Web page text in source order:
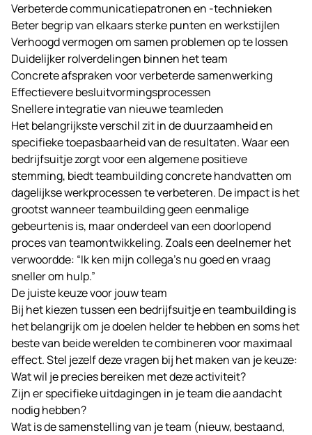
Verbeterde communicatiepatronen en -technieken
Beter begrip van elkaars sterke punten en werkstijlen
Verhoogd vermogen om samen problemen op te lossen
Duidelijker rolverdelingen binnen het team
Concrete afspraken voor verbeterde samenwerking
Effectievere besluitvormingsprocessen
Snellere integratie van nieuwe teamleden
Het belangrijkste verschil zit in de duurzaamheid en
specifieke toepasbaarheid van de resultaten. Waar een
bedrijfsuitje zorgt voor een algemene positieve
stemming, biedt teambuilding concrete handvatten om
dagelijkse werkprocessen te verbeteren. De impact is het
grootst wanneer teambuilding geen eenmalige
gebeurtenis is, maar onderdeel van een doorlopend
proces van teamontwikkeling. Zoals een deelnemer het
verwoordde: “Ik ken mijn collega’s nu goed en vraag
sneller om hulp.”
De juiste keuze voor jouw team
Bij het kiezen tussen een bedrijfsuitje en teambuilding is
het belangrijk om je doelen helder te hebben en soms het
beste van beide werelden te combineren voor maximaal
effect. Stel jezelf deze vragen bij het maken van je keuze:
Wat wil je precies bereiken met deze activiteit?
Zijn er specifieke uitdagingen in je team die aandacht
nodig hebben?
Wat is de samenstelling van je team (nieuw, bestaand,